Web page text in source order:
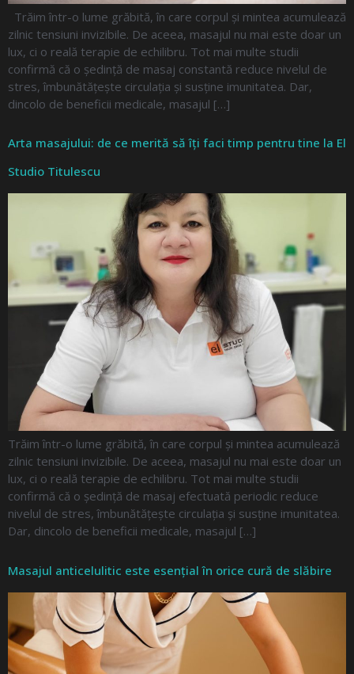
Trăim într-o lume grăbită, în care corpul și mintea acumulează
zilnic tensiuni invizibile. De aceea, masajul nu mai este doar un
lux, ci o reală terapie de echilibru. Tot mai multe studii
confirmă că o ședință de masaj constantă reduce nivelul de
stres, îmbunătățește circulația și susține imunitatea. Dar,
dincolo de beneficii medicale, masajul […]
Arta masajului: de ce merită să îți faci timp pentru tine la El
Studio Titulescu
Trăim într-o lume grăbită, în care corpul și mintea acumulează
zilnic tensiuni invizibile. De aceea, masajul nu mai este doar un
lux, ci o reală terapie de echilibru. Tot mai multe studii
confirmă că o ședință de masaj efectuată periodic reduce
nivelul de stres, îmbunătățește circulația și susține imunitatea.
Dar, dincolo de beneficii medicale, masajul […]
Masajul anticelulitic este esențial în orice cură de slăbire